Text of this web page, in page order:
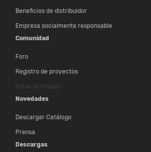
Beneficios de distribuidor
Empresa socialmente responsable
Comunidad
Foro
Registro de proyectos
Bolsa de trabajo
Novedades
Descargar Catálogo
Prensa
Descargas